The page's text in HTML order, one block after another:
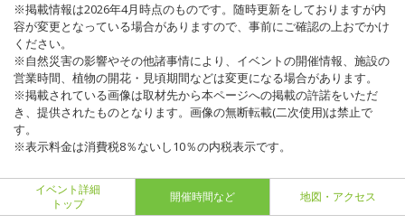
※掲載情報は2026年4月時点のものです。随時更新をしておりますが内
容が変更となっている場合がありますので、事前にご確認の上おでかけ
ください。
※自然災害の影響やその他諸事情により、イベントの開催情報、施設の
営業時間、植物の開花・見頃期間などは変更になる場合があります。
※掲載されている画像は取材先から本ページへの掲載の許諾をいただ
き、提供されたものとなります。画像の無断転載(二次使用)は禁止で
す。
※表示料金は消費税8％ないし10％の内税表示です。
イベント詳細
トップ
開催時間など 地図・アクセス